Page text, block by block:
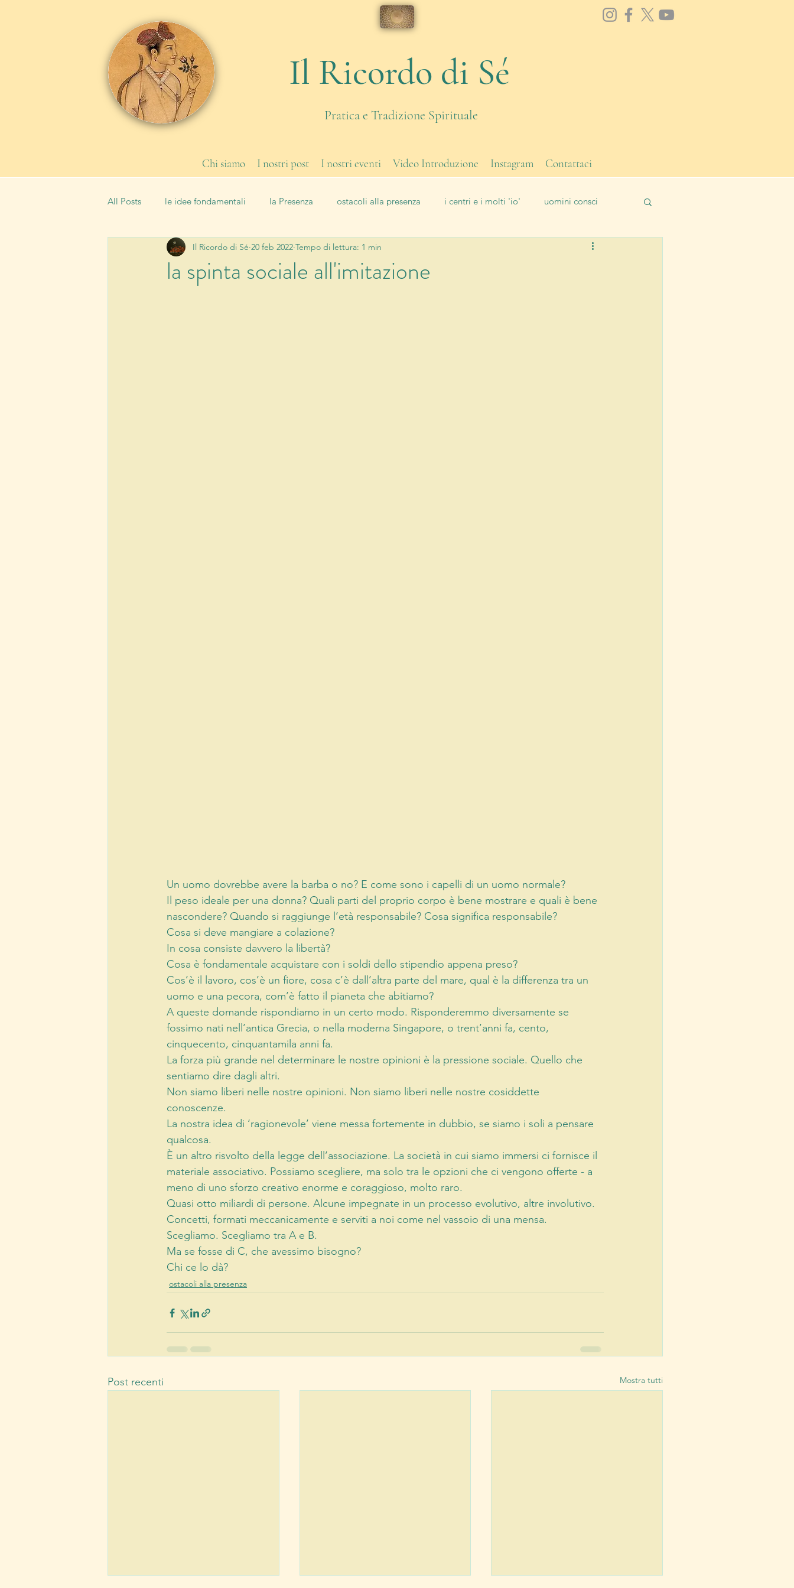
Il Ricordo di Sé
Pratica e Tradizione Spirituale
Chi siamo I nostri post I nostri eventi Video Introduzione Instagram Contattaci
All Posts le idee fondamentali la Presenza ostacoli alla presenza i centri e i molti 'io' uomini consci
la Scuola tipi di corpo eventi Il Lavoro
la spinta sociale all'imitazione
Il Ricordo di Sé 20 feb 2022 Tempo di lettura: 1 min
Un uomo dovrebbe avere la barba o no? E come sono i capelli di un uomo normale?
Il peso ideale per una donna? Quali parti del proprio corpo è bene mostrare e quali è bene
nascondere? Quando si raggiunge l’età responsabile? Cosa significa responsabile?
Cosa si deve mangiare a colazione?
In cosa consiste davvero la libertà?
Cosa è fondamentale acquistare con i soldi dello stipendio appena preso?
Cos’è il lavoro, cos’è un fiore, cosa c’è dall’altra parte del mare, qual è la differenza tra un
uomo e una pecora, com’è fatto il pianeta che abitiamo?
A queste domande rispondiamo in un certo modo. Risponderemmo diversamente se
fossimo nati nell’antica Grecia, o nella moderna Singapore, o trent’anni fa, cento,
cinquecento, cinquantamila anni fa.
La forza più grande nel determinare le nostre opinioni è la pressione sociale. Quello che
sentiamo dire dagli altri.
Non siamo liberi nelle nostre opinioni. Non siamo liberi nelle nostre cosiddette
conoscenze.
La nostra idea di ‘ragionevole’ viene messa fortemente in dubbio, se siamo i soli a pensare
qualcosa.
È un altro risvolto della legge dell’associazione. La società in cui siamo immersi ci fornisce il
materiale associativo. Possiamo scegliere, ma solo tra le opzioni che ci vengono offerte - a
meno di uno sforzo creativo enorme e coraggioso, molto raro.
Quasi otto miliardi di persone. Alcune impegnate in un processo evolutivo, altre involutivo.
Concetti, formati meccanicamente e serviti a noi come nel vassoio di una mensa.
Scegliamo. Scegliamo tra A e B.
Ma se fosse di C, che avessimo bisogno?
Chi ce lo dà?
ostacoli alla presenza
Post recenti Mostra tutti